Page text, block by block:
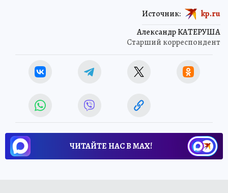
Александр КАТЕРУША
Старший корреспондент
Источник: kp.ru
ЧИТАЙТЕ НАС В МАХ!